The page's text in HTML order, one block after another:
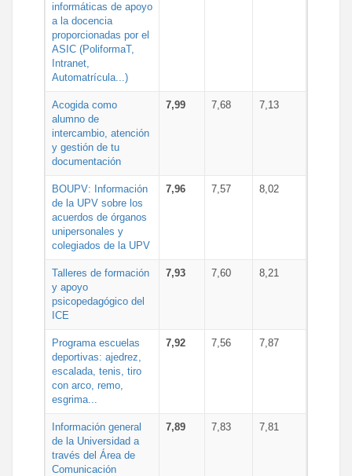
informáticas de apoyo
a la docencia
proporcionadas por el
ASIC (PoliformaT,
Intranet,
Automatrícula...)
Acogida como
alumno de
intercambio, atención
y gestión de tu
documentación
7,99 7,68 7,13
BOUPV: Información
de la UPV sobre los
acuerdos de órganos
unipersonales y
colegiados de la UPV
7,96 7,57 8,02
Talleres de formación
y apoyo
psicopedagógico del
ICE
7,93 7,60 8,21
Programa escuelas
deportivas: ajedrez,
escalada, tenis, tiro
con arco, remo,
esgrima...
7,92 7,56 7,87
Información general
de la Universidad a
través del Área de
Comunicación
7,89 7,83 7,81